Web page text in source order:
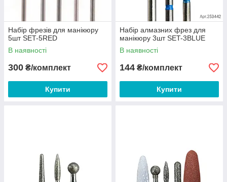
Набір фрезів для манікюру
5шт SET-5RED
В наявності
300 ₴/комплект
Купити
Набір алмазних фрез для
манікюру 3шт SET-3BLUE
В наявності
144 ₴/комплект
Купити